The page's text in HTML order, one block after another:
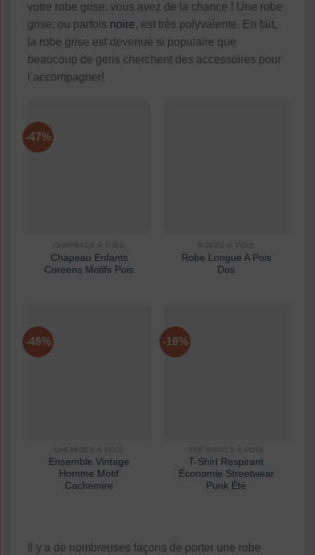
votre robe grise, vous avez de la chance ! Une robe
grise, ou parfois noire, est très polyvalente. En fait,
la robe grise est devenue si populaire que
beaucoup de gens cherchent des accessoires pour
l’accompagner!
-47%
CHAPEAUX À POIS
Chapeau Enfants
Coréens Motifs Pois
ROBES À POIS
Robe Longue A Pois
Dos
-46%
CHEMISES À POIS
Ensemble Vintage
Homme Motif
Cachemire
-16%
TEE SHIRTS À POIS
T-Shirt Respirant
Économie Streetwear
Punk Été
Il y a de nombreuses façons de porter une robe